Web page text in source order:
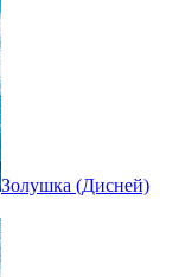
Золушка (Дисней)